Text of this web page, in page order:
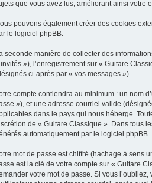
que vous avez lus, améliorant ainsi votre
pouvons également créer des cookies
le logiciel phpBB.
seconde manière de collecter des
»), l’enregistrement sur « Guitare
ci-après par « vos messages »).
compte contiendra au minimum : un nom
»), et une adresse courriel valide
dans le pays qui nous héberge.
de « Guitare Classique ». Dans tous
automatiquement par le logiciel phpBB.
mot de passe est chiffré (hachage à sens
est la clé de votre compte sur « Guitare
votre mot de passe. Si vous